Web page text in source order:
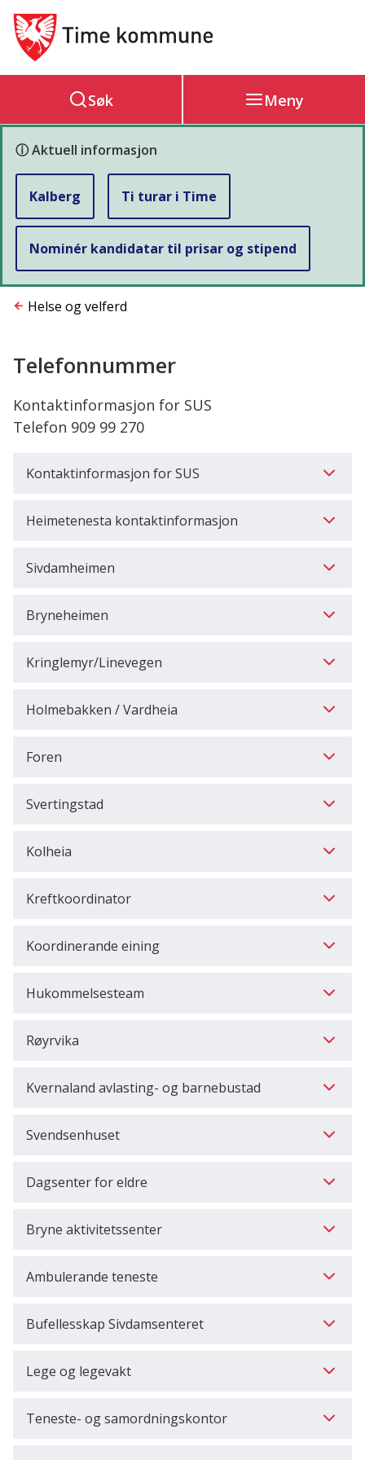
Hovedportal
Søk Meny
ⓘ Aktuell informasjon
Kalberg Ti turar i Time
Nominér kandidatar til prisar og stipend
DuHelse og velferd
Telefonnummer
Kontaktinformasjon for SUS
Telefon 909 99 270
Kontaktinformasjon for SUS
Heimetenesta kontaktinformasjon
Sivdamheimen
Bryneheimen
Kringlemyr/Linevegen
Holmebakken / Vardheia
Foren
Svertingstad
Kolheia
Kreftkoordinator
Koordinerande eining
Hukommelsesteam
Røyrvika
Kvernaland avlasting- og barnebustad
Svendsenhuset
Dagsenter for eldre
Bryne aktivitetssenter
Ambulerande teneste
Bufellesskap Sivdamsenteret
Lege og legevakt
Teneste- og samordningskontor